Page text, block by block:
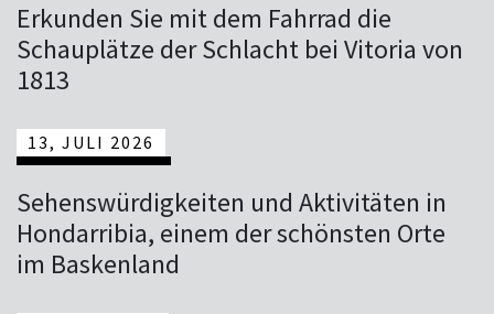
Erkunden Sie mit dem Fahrrad die
Schauplätze der Schlacht bei Vitoria von
1813
13, JULI 2026
Sehenswürdigkeiten und Aktivitäten in
Hondarribia, einem der schönsten Orte
im Baskenland